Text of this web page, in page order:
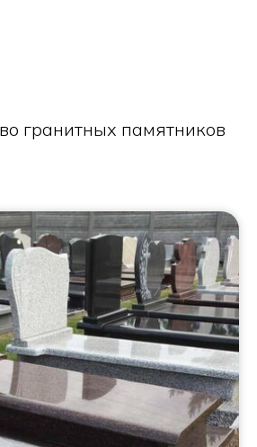
гранитных памятников